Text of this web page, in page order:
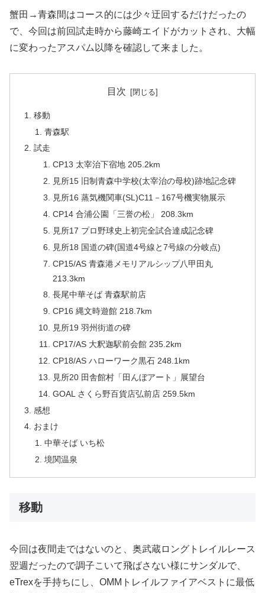
蟹田→青森間はコース的には少々迂回するだけだったの
で、今回は前回試走時から藤崎エイドがカットされ、大幅
に変わったアスパム以降を確認して来ました。
目次
移動
青森駅
試走
CP13 太宰治下宿地 205.2km
見所15 旧制青森中学校(太宰治の母校)跡地記念碑
見所16 蒸気機関車(SL)C11－167号機実物展示
CP14 合浦公園「三誉の松」 208.3km
見所17 プロ野球史上初完全試合達成記念碑
見所18 国道の碑(国道4号線と7号線の分岐点)
CP15/AS 青森港メモリアルシップ八甲田丸
213.3km
長尾中華そば 青森駅前店
CP16 縄文時遊館 218.7km
見所19 羽州街道の碑
CP17/AS 大釈迦駅前会館 235.2km
CP18/AS ハローワーク黒石 248.1km
見所20 田舎館村「田んぼアート」展望台
GOAL さくら野百貨店弘前店 259.5km
感想
おまけ
中華そば いち松
境関温泉
移動
今回は夜間走ではないのと、奥武蔵ロングトレイルレース
翌週だったので調子こいて飛ばさない様にサンダルで、
eTrexを手持ちにし、OMMトレイルファイアベストに最低